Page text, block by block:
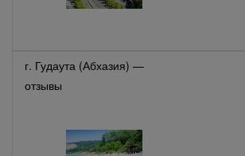
г. Гудаута (Абхазия) —
отзывы